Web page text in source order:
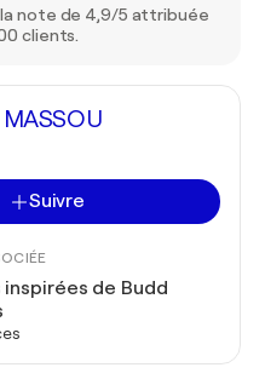
note de 4,9/5 attribuée
clients.
MASSOU
Suivre
de Budd